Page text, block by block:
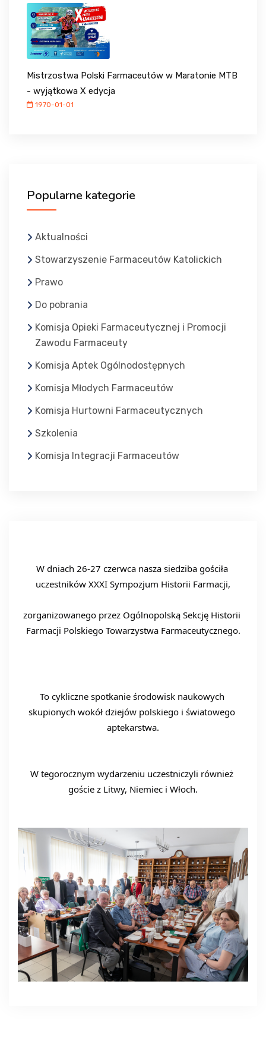
Mistrzostwa Polski Farmaceutów w Maratonie MTB
- wyjątkowa X edycja
1970-01-01
Popularne kategorie
Aktualności
Stowarzyszenie Farmaceutów Katolickich
Prawo
Do pobrania
Komisja Opieki Farmaceutycznej i Promocji
Zawodu Farmaceuty
Komisja Aptek Ogólnodostępnych
Komisja Młodych Farmaceutów
Komisja Hurtowni Farmaceutycznych
Szkolenia
Komisja Integracji Farmaceutów
W dniach 26-27 czerwca nasza siedziba gościła
uczestników XXXI Sympozjum Historii Farmacji,
zorganizowanego przez Ogólnopolską Sekcję Historii
Farmacji Polskiego Towarzystwa Farmaceutycznego.
To cykliczne spotkanie środowisk naukowych
skupionych wokół dziejów polskiego i światowego
aptekarstwa.
W tegorocznym wydarzeniu uczestniczyli również
goście z Litwy, Niemiec i Włoch.